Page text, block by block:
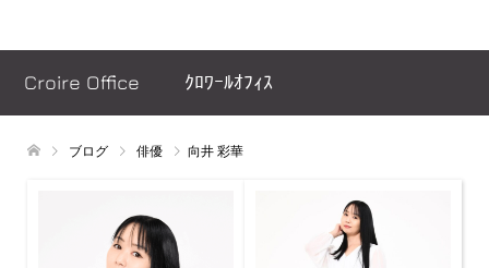
Croire Office ｸﾛﾜｰﾙｵﾌｨｽ
ブログ 俳優 向井 彩華